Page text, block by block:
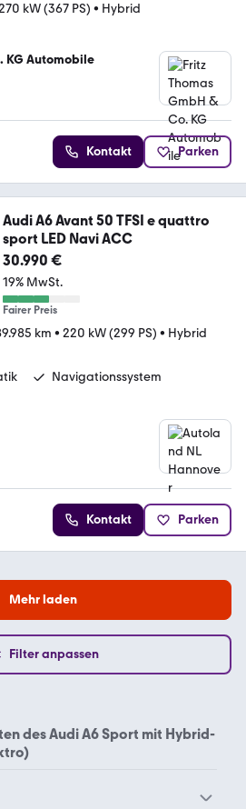
kW (367 PS) • Hybrid
KG Automobile
Kontakt Parken
Audi A6 Avant 50 TFSI e quattro
sport LED Navi ACC
30.990 €
19% MwSt.
Fairer Preis
km • 220 kW (299 PS) • Hybrid
Navigationssystem
Kontakt Parken
Mehr laden
Filter anpassen
desAudi A6 Sport mit Hybrid-